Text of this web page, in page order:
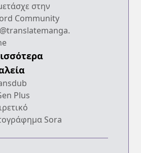
στην
Community
Plus
Sora